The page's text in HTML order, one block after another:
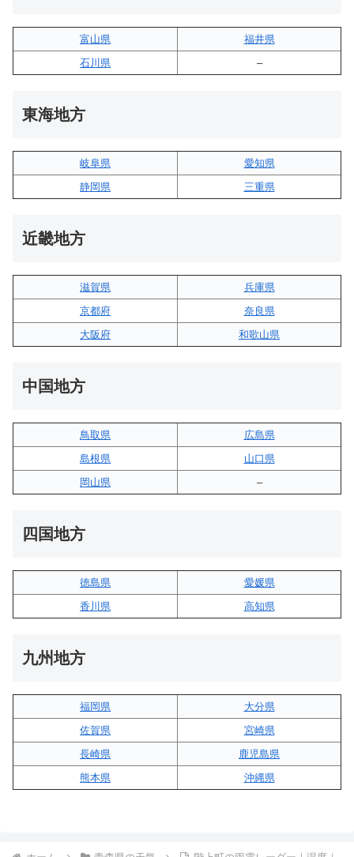
富山県
福井県
石川県
–
東海地方
岐阜県
愛知県
静岡県
三重県
近畿地方
滋賀県
兵庫県
京都府
奈良県
大阪府
和歌山県
中国地方
鳥取県
広島県
島根県
山口県
岡山県
–
四国地方
徳島県
愛媛県
香川県
高知県
九州地方
福岡県
大分県
佐賀県
宮崎県
長崎県
鹿児島県
熊本県
沖縄県